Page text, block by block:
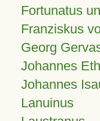
Fortunatus
Franziskus
Georg
Johannes
Johannes
Lanuinus